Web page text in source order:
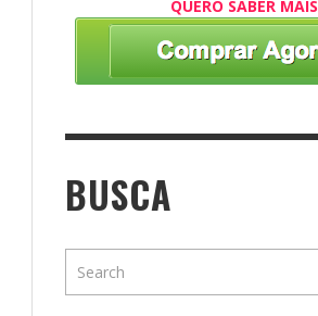
QUERO SABER MAIS
BUSCA